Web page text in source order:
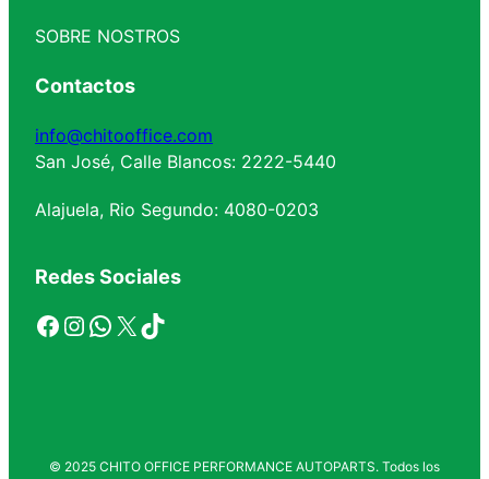
SOBRE NOSTROS
Contactos
info@chitooffice.com
San José, Calle Blancos: 2222-5440
Alajuela, Rio Segundo: 4080-0203
Redes Sociales
Facebook Instagram WhatsApp X TikTok
© 2025 CHITO OFFICE PERFORMANCE AUTOPARTS. Todos los